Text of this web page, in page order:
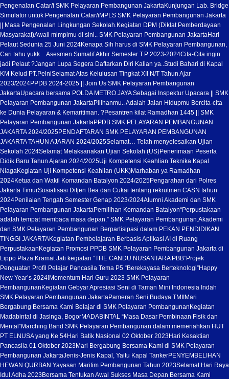
Pengenalan Catar/i SMK Pelayaran Pembangunan JakartaKunjungan Lab. Bridge
Simulator untuk Pengenalan Catar/i MPLS SMK Pelayaran Pembangunan Jakarta
|| Masa Pengenalan Lingkungan Sekolah.Kegiatan DPM (Diklat Pemberdayaan
Masyarakat)Awali mimpimu di sini.. SMK Pelayaran Pembangunan JakartaHari
Pelaut Sedunia 25 Juni 2024Kenapa Sih harus di SMK Pelayaran Pembangunan,
Cari tahu yukk…Asesmen Sumatif Akhir Semester T.P 2023-2024Cita-Cita ingin
jadi Pelaut ?Jangan Lupa Segera Daftarkan Diri Kalian ya..Studi Bahari di Kapal
KM Kelud PT.PelniSelamat Atas Kelulusan Tingkat XII N/T Tahun Ajar
2023/2024PPDB 2024-2025 || Join Us SMK Pelayaran Pembangunan
JakartaUpacara bersama POLDA METRO JAYA Sebagai Inspektur Upacara || SMK
Pelayaran Pembangunan JakartaPilihanmu.. Adalah Jalan Hidupmu Bercita-cita
ke Dunia Pelayaran & Kemaritiman. ?Pesantren kilat Ramadhan 1445 || SMK
Pelayaran Pembangunan JakartaPPDB SMK PELAYARAN PEMBANGUNAN
JAKARTA 2024/2025PENDAFTARAN SMK PELAYARAN PEMBANGUNAN
JAKARTA TAHUN AJARAN 2024/2025Selamat… Telah menyelesaikan Ujian
Sekolah 2024Selamat Melaksanakan Ujian Sekolah (US)Penerimaan Peserta
Didik Baru Tahun Ajaran 2024/2025Uji Kompetensi Keahlian Teknika Kapal
NiagaKegiatan Uji Kompetensi Keahlian (UKK)Marhaban ya Ramadhan
2024Ketua dan Wakil Komandan Batalyon 2024/2025Pengarahan dari Polres
Jakarta TimurSosialisasi Ditjen Bea dan Cukai tentang rekrutmen CASN tahun
2024Penilaian Tengah Semester Genap 2023/2024Alumni Akademi dan SMK
Pelayaran Pembangunan JakartaPemilihan Komandan Batalyon“Perpustakaan
adalah tempat membaca masa depan.” SMK Pelayaran Pembangunan.Akademi
dan SMK Pelayaran Pembangunan Berpartisipasi dalam PEKAN PENDIDIKAN
TINGGI JAKARTAKegiatan Pembelajaran Berbasis Aplikasi AI di Ruang
Perpustakaan Kegiatan Promosi PPDB SMK Pelayaran Pembangunan Jakarta di
Lippo Plaza Kramat Jati kegiatan “THE CANDU NUSANTARA PBB”Projek
Penguatan Profil Pelajar Pancasila Tema P5 “Berekayasa Berteknologi”Happy
New Year’s 2024!Momentum Hari Guru 2023 SMK Pelayaran
Pembangunan Kegiatan Gebyar Apresiasi Seni di Taman Mini Indonesia Indah
SMK Pelayaran Pembangunan JakartaPameran Seni Budaya TMII
Mari
Bergabung Bersama Kami Belajar di SMK Pelayaran Pembangunan Kegiatan
Madabintal di Jasinga, BogorMADABINTAL “Masa Dasar Pembinaan Fisik dan
Mental”Marching Band SMK Pelayaran Pembangunan dalam memeriahkan HUT
PT ELNUSA yang Ke 54Hari Batik Nasional 02 Oktober 2023 Hari Kesaktian
Pancasila 01 Oktober 2023 Mari Bergabung Bersama Kami di SMK Pelayaran
Pembangunan JakartaJenis-Jenis Kapal, Yaitu Kapal TankerPENYEMBELIHAN
HEWAN QURBAN Yayasan Maritim Pembangunan Tahun 2023Selamat Hari Raya
Idul Adha 2023 Bersama Tentukan Awal Sukses Masa Depan Bersama Kami